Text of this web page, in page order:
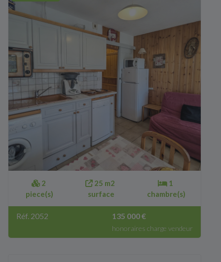
2
piece(s)
25 m2
surface
1
chambre(s)
Réf. 2052 135 000 €
honoraires charge vendeur